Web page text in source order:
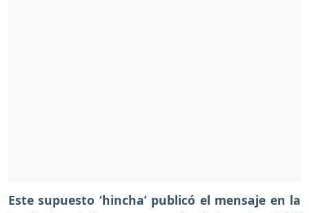
Este supuesto ‘hincha’ publicó el mensaje en la